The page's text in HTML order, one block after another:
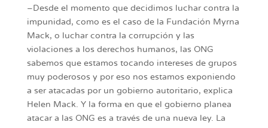
–Desde el momento que decidimos luchar contra la
impunidad, como es el caso de la Fundación Myrna
Mack, o luchar contra la corrupción y las
violaciones a los derechos humanos, las ONG
sabemos que estamos tocando intereses de grupos
muy poderosos y por eso nos estamos exponiendo
a ser atacadas por un gobierno autoritario, explica
Helen Mack. Y la forma en que el gobierno planea
atacar a las ONG es a través de una nueva ley. La